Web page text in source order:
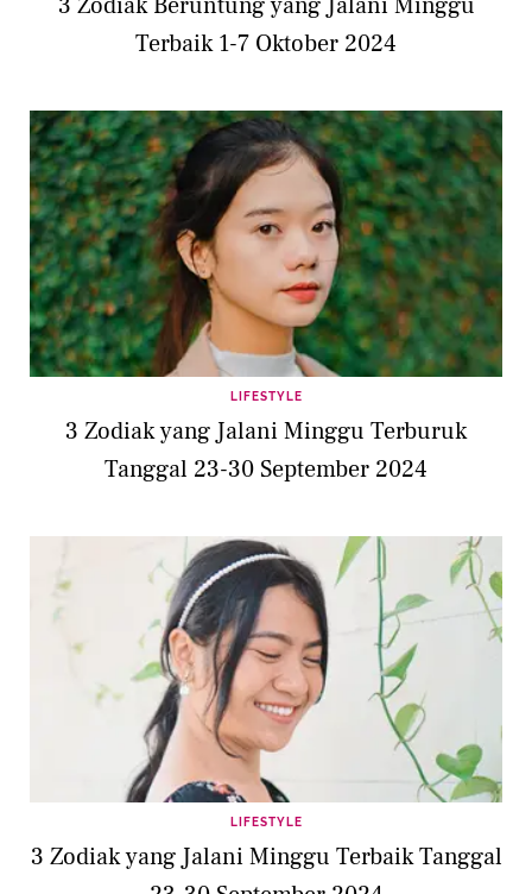
Terbaik 1-7 Oktober 2024
LIFESTYLE
3 Zodiak yang Jalani Minggu Terburuk
Tanggal 23-30 September 2024
LIFESTYLE
3 Zodiak yang Jalani Minggu Terbaik Tanggal